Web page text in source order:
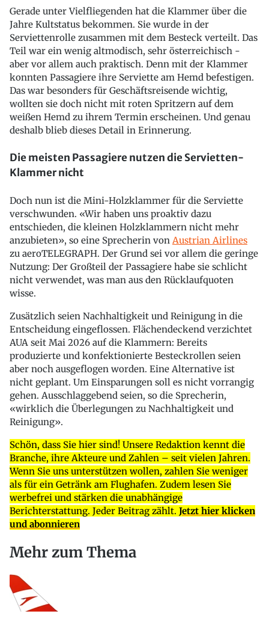
Gerade unter Vielfliegenden hat die Klammer über die
Jahre Kultstatus bekommen. Sie wurde in der
Serviettenrolle zusammen mit dem Besteck verteilt. Das
Teil war ein wenig altmodisch, sehr österreichisch -
aber vor allem auch praktisch. Denn mit der Klammer
konnten Passagiere ihre Serviette am Hemd befestigen.
Das war besonders für Geschäftsreisende wichtig,
wollten sie doch nicht mit roten Spritzern auf dem
weißen Hemd zu ihrem Termin erscheinen. Und genau
deshalb blieb dieses Detail in Erinnerung.
Die meisten Passagiere nutzen die Servietten-
Klammer nicht
Doch nun ist die Mini-Holzklammer für die Serviette
verschwunden. «Wir haben uns proaktiv dazu
entschieden, die kleinen Holzklammern nicht mehr
anzubieten», so eine Sprecherin von Austrian Airlines
zu aeroTELEGRAPH. Der Grund sei vor allem die geringe
Nutzung: Der Großteil der Passagiere habe sie schlicht
nicht verwendet, was man aus den Rücklaufquoten
wisse.
Zusätzlich seien Nachhaltigkeit und Reinigung in die
Entscheidung eingeflossen. Flächendeckend verzichtet
AUA seit Mai 2026 auf die Klammern: Bereits
produzierte und konfektionierte Besteckrollen seien
aber noch ausgeflogen worden. Eine Alternative ist
nicht geplant. Um Einsparungen soll es nicht vorrangig
gehen. Ausschlaggebend seien, so die Sprecherin,
«wirklich die Überlegungen zu Nachhaltigkeit und
Reinigung».
Schön, dass Sie hier sind! Unsere Redaktion kennt die
Branche, ihre Akteure und Zahlen – seit vielen Jahren.
Wenn Sie uns unterstützen wollen, zahlen Sie weniger
als für ein Getränk am Flughafen. Zudem lesen Sie
werbefrei und stärken die unabhängige
Berichterstattung. Jeder Beitrag zählt. Jetzt hier klicken
und abonnieren
Mehr zum Thema